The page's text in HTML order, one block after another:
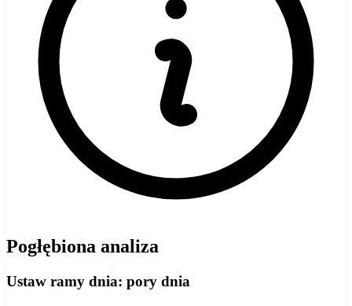
Pogłębiona analiza
Ustaw ramy dnia: pory dnia